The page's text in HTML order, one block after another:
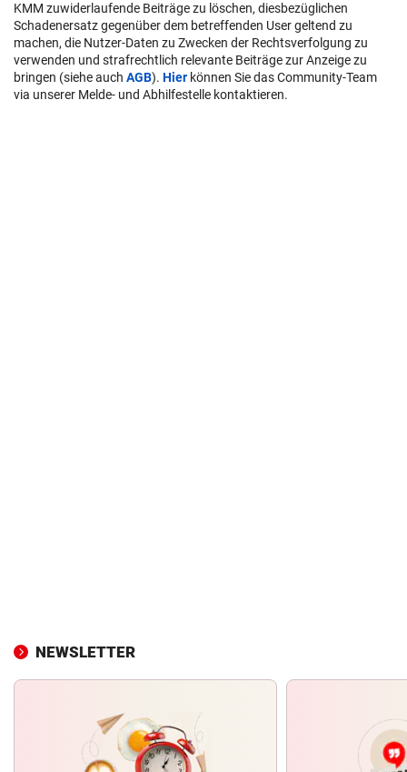
KMM zuwiderlaufende Beiträge zu löschen, diesbezüglichen
Schadenersatz gegenüber dem betreffenden User geltend zu
machen, die Nutzer-Daten zu Zwecken der Rechtsverfolgung zu
verwenden und strafrechtlich relevante Beiträge zur Anzeige zu
bringen (siehe auch AGB). Hier können Sie das Community-Team
via unserer Melde- und Abhilfestelle kontaktieren.
NEWSLETTER